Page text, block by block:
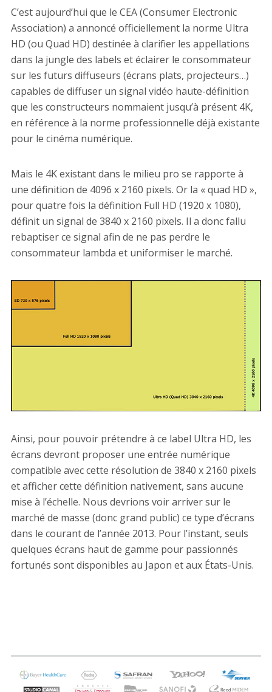
C’est aujourd’hui que le CEA (Consumer Electronic
Association) a annoncé officiellement la norme Ultra
HD (ou Quad HD) destinée à clarifier les appellations
dans la jungle des labels et éclairer le consommateur
sur les futurs diffuseurs (écrans plats, projecteurs…)
capables de diffuser un signal vidéo haute-définition
que les constructeurs nommaient jusqu’à présent 4K,
en référence à la norme professionnelle déjà existante
pour le cinéma numérique.
Mais le 4K existant dans le milieu pro se rapporte à
une définition de 4096 x 2160 pixels. Or la « quad HD »,
pour quatre fois la définition Full HD (1920 x 1080),
définit un signal de 3840 x 2160 pixels. Il a donc fallu
rebaptiser ce signal afin de ne pas perdre le
consommateur lambda et uniformiser le marché.
Ainsi, pour pouvoir prétendre à ce label Ultra HD, les
écrans devront proposer une entrée numérique
compatible avec cette résolution de 3840 x 2160 pixels
et afficher cette définition nativement, sans aucune
mise à l’échelle. Nous devrions voir arriver sur le
marché de masse (donc grand public) ce type d’écrans
dans le courant de l’année 2013. Pour l’instant, seuls
quelques écrans haut de gamme pour passionnés
fortunés sont disponibles au Japon et aux États-Unis.